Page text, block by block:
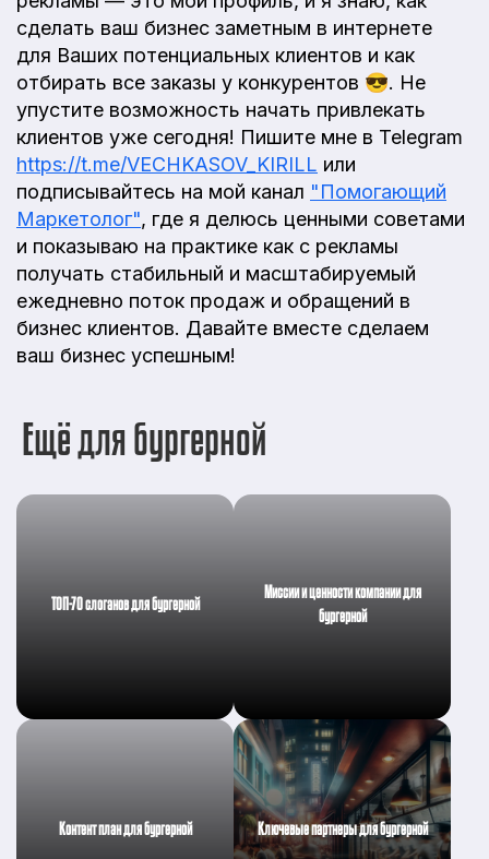
сделать ваш бизнес заметным в интернете
для Ваших потенциальных клиентов и как
отбирать все заказы у конкурентов 😎. Не
упустите возможность начать привлекать
клиентов уже сегодня! Пишите мне в Telegram
https://t.me/VECHKASOV_KIRILL или
подписывайтесь на мой канал "Помогающий
Маркетолог", где я делюсь ценными советами
и показываю на практике как с рекламы
получать стабильный и масштабируемый
ежедневно поток продаж и обращений в
бизнес клиентов. Давайте вместе сделаем
ваш бизнес успешным!
Ещё для бургерной
ТОП-70 слоганов для бургерной
Миссии и ценности компании для
бургерной
Контент план для бургерной Ключевые партнеры для бургерной